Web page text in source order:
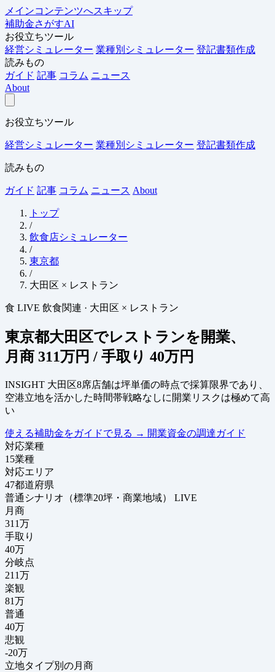
メインコンテンツへスキップ
補助金さがすAI
お役立ちツール
経営シミュレーター 業種別シミュレーター 登記書類作成
読みもの
ガイド 記事 コラム ニュース
About
お役立ちツール
経営シミュレーター 業種別シミュレーター 登記書類作成
読みもの
ガイド 記事 コラム ニュース About
トップ
/
飲食店シミュレーター
/
東京都
/
大田区 × レストラン
食 LIVE 飲食関連 · 大田区 × レストラン
東京都大田区でレストランを開業、
月商 311万円 / 手取り 40万円
INSIGHT 大田区8席店舗は坪単価の時点で採算限界であり、
空港立地を活かした時間帯戦略なしに開業リスクは極めて高
い
使える補助金をガイドで見る → 開業資金の調達ガイド
対応業種
15業種
対応エリア
47都道府県
普通シナリオ（標準20坪・商業地域）
LIVE
月商
311万
手取り
40万
分岐点
211万
楽観
81万
普通
40万
悲観
-20万
立地タイプ別の月商